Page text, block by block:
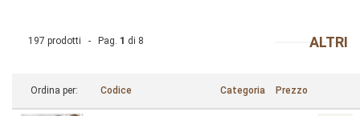
ALTRI
197 prodotti - Pag. 1 di 8
Ordina per: Codice Categoria Prezzo